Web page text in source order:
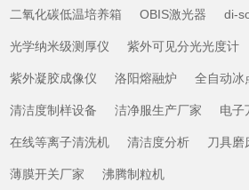
二氧化碳低温培养箱 OBIS激光器 di-
光学纳米级测厚仪 紫外可见分光光度计
紫外凝胶成像仪 洛阳熔融炉 全自动冰
清洁度制样设备 洁净服生产厂家 电子
在线等离子清洗机 清洁度分析 刀具磨
薄膜开关厂家 沸腾制粒机